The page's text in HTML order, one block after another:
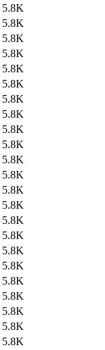
5.8K
5.8K
5.8K
5.8K
5.8K
5.8K
5.8K
5.8K
5.8K
5.8K
5.8K
5.8K
5.8K
5.8K
5.8K
5.8K
5.8K
5.8K
5.8K
5.8K
5.8K
5.8K
5.8K